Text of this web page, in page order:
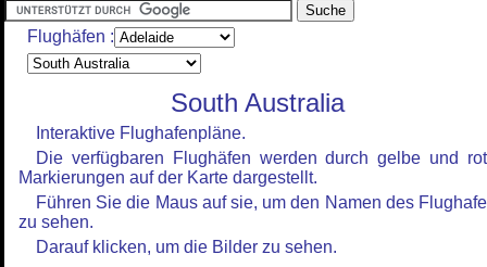
Flughäfen :
South Australia
Interaktive Flughafenpläne.
Die verfügbaren Flughäfen werden durch gelbe und
Markierungen auf der Karte dargestellt.
Führen Sie die Maus auf sie, um den Namen des
zu sehen.
Darauf klicken, um die Bilder zu sehen.